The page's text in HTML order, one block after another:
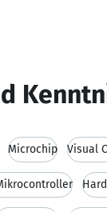
Microchip Visual